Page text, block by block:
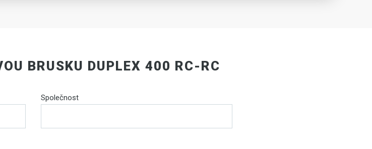
BRUSKU DUPLEX 400 RC-RC
Společnost